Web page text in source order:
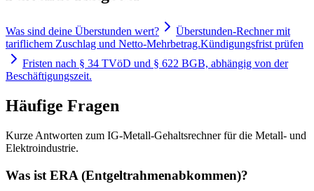
Was sind deine Überstunden wert?
Überstunden-Rechner mit
tariflichem Zuschlag und Netto-Mehrbetrag.Kündigungsfrist prüfen
Fristen nach § 34 TVöD und § 622 BGB, abhängig von der
Beschäftigungszeit.
Häufige Fragen
Kurze Antworten zum IG-Metall-Gehaltsrechner für die Metall- und
Elektroindustrie.
Was ist ERA (Entgeltrahmenabkommen)?